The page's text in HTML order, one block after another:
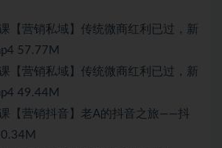
【营销私域】传统微商红利已过，新
57.77M
【营销私域】传统微商红利已过，新
49.44M
【营销抖音】老A的抖音之旅——抖